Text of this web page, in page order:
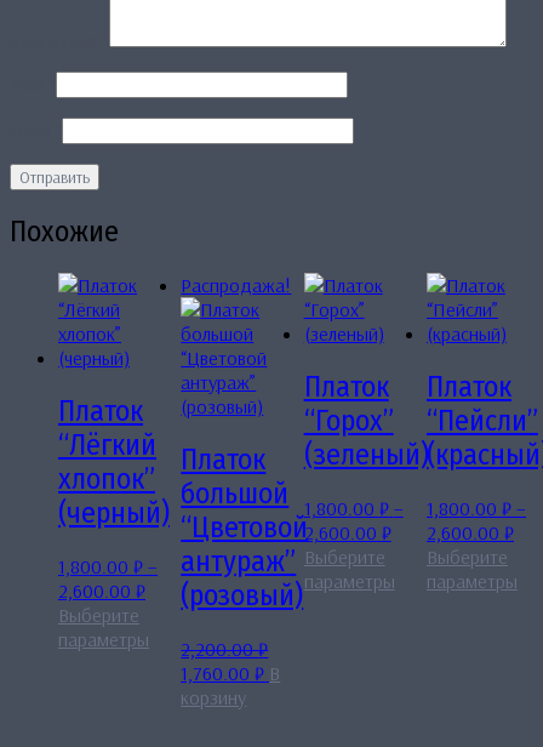
Похожие
Платок
“Лёгкий
хлопок”
(черный)
1,800.00 ₽ –
2,600.00 ₽Диапазон
1,800.00 ₽
2,600.00 ₽
Выберите
параметры
товар
имеет
несколько
Распродажа!
Платок
большой
“Цветовой
антураж”
(розовый)
2,200.00₽
Первоначальная
цена
1,760.00₽Текущая
В
корзину
Платок
“Горох”
(зеленый)
1,800.00 ₽ –
2,600.00 ₽Диапазон
1,800.00 ₽
Выберите
параметрыЭтот
Платок
“Пейсли”
1,800.00 ₽ –
2,600.00 ₽
Выберите
параметры